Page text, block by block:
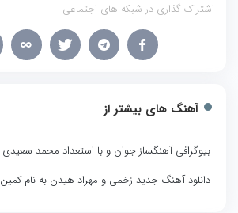
اشتراک گذاری در شبکه های اجتماعی
آهنگ های بیشتر از
بیوگرافی آهنگساز جوان و با استعداد محمد سعیدی
دانلود آهنگ جدید زخمی و مهراد هیدن به نام کمین